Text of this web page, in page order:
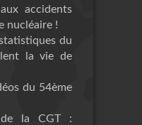
accidents
nucléaire !
du
la vie de
du 54ème
la CGT :